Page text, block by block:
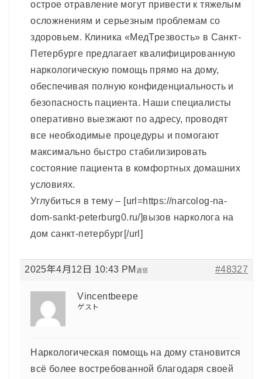
острое отравление могут привести к тяжелым
осложнениям и серьезным проблемам со
здоровьем. Клиника «МедТрезвость» в Санкт-
Петербурге предлагает квалифицированную
наркологическую помощь прямо на дому,
обеспечивая полную конфиденциальность и
безопасность пациента. Наши специалисты
оперативно выезжают по адресу, проводят
все необходимые процедуры и помогают
максимально быстро стабилизировать
состояние пациента в комфортных домашних
условиях.
Углубиться в тему – [url=https://narcolog-na-
dom-sankt-peterburg0.ru/]вызов нарколога на
дом санкт-петербург[/url]
2025年4月12日 10:43 PM #48327
返信
Vincentbeepe
ゲスト
Наркологическая помощь на дому становится
всё более востребованной благодаря своей